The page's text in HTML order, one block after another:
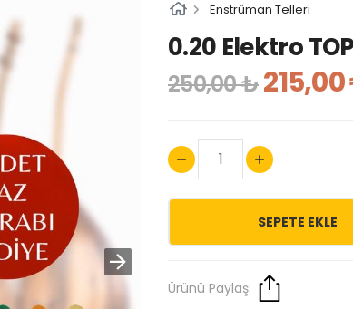
Enstrüman Telleri
0.20 Elektro
250,00 ₺
SEPETE EKLE
Ürünü Paylaş: